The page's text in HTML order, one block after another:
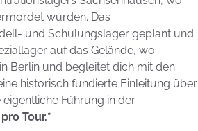
wurden. Das
und Schulungslager geplant und
auf das Gelände, wo
Berlin und begleitet dich mit den
historisch fundierte Einleitung über
Führung in der
Tour.*